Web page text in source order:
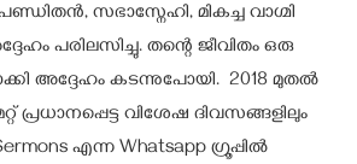
സഭാസ്നേഹി, മികച്ച വാഗ്മി
പരിലസിച്ചു. തന്റെ ജീവിതം ഒരു
അദ്ദേഹം കടന്നുപോയി. 2018 മുതൽ
പ്രധാനപ്പെട്ട വിശേഷ ദിവസങ്ങളിലും
എന്ന Whatsapp ഗ്രൂപ്പിൽ